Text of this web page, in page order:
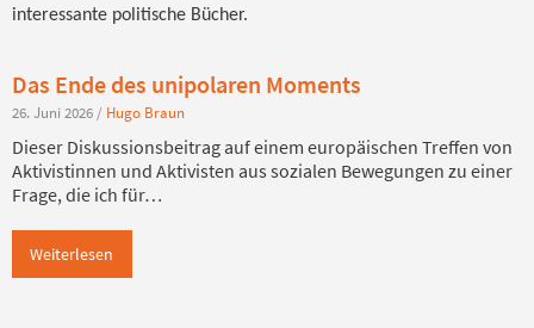
interessante politische Bücher.
Das Ende des unipolaren Moments
26. Juni 2026 / Hugo Braun
Dieser Diskussionsbeitrag auf einem europäischen Treffen von
Aktivistinnen und Aktivisten aus sozialen Bewegungen zu einer
Frage, die ich für…
Weiterlesen